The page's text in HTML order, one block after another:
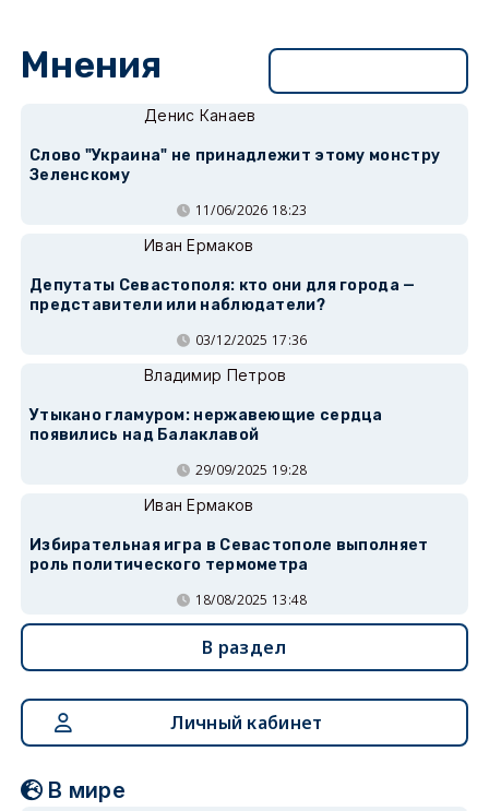
Мнения
Денис Канаев
Слово "Украина" не принадлежит этому монстру
Зеленскому
11/06/2026 18:23
Иван Ермаков
Депутаты Севастополя: кто они для города —
представители или наблюдатели?
03/12/2025 17:36
Владимир Петров
Утыкано гламуром: нержавеющие сердца
появились над Балаклавой
29/09/2025 19:28
Иван Ермаков
Избирательная игра в Севастополе выполняет
роль политического термометра
18/08/2025 13:48
В раздел
Личный кабинет
В мире